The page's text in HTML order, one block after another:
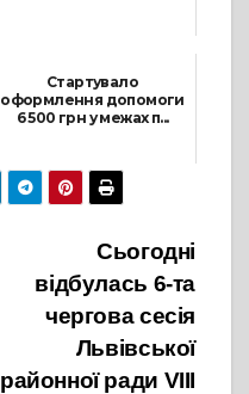
Стартувало
оформлення допомоги
6 500 грн у межах п...
24 Листопада, 2025
Сьогодні
відбулась 6-та
чергова сесія
Львівської
районної ради VIII